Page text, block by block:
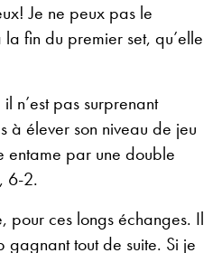
Je ne peux pas le
fin du premier set, qu’elle
n’est pas surprenant
à élever son niveau de jeu
entame par une double
6-2.
pour ces longs échanges. Il
gagnant tout de suite. Si je